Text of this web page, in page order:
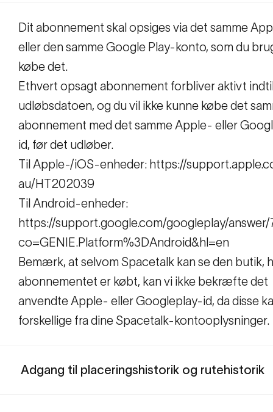
Dit abonnement skal opsiges via det samme
eller den samme Google Play-konto, som du
købe det.
Ethvert opsagt abonnement forbliver aktivt
udløbsdatoen, og du vil ikke kunne købe det
abonnement med det samme Apple- eller
id, før det udløber.
Til Apple-/iOS-enheder: https://
au/HT202039
Til Android-enheder:
https://support.google.com/googleplay/answer/
co=GENIE.Platform%3DAndroid&hl=en
Bemærk, at selvom Spacetalk kan se den butik,
abonnementet er købt, kan vi ikke bekræfte det
anvendte Apple- eller Googleplay-id, da disse
forskellige fra dine Spacetalk-kontooplysninger.
Adgang til placeringshistorik og rutehistorik